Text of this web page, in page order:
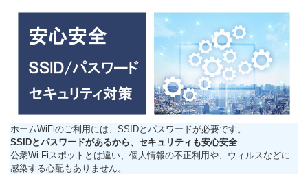
ホームWiFiのご利用には、SSIDとパスワードが必要です。
SSIDとパスワードがあるから、セキュリティも安心安全
公衆Wi-Fiスポットとは違い、個人情報の不正利用や、ウィルスなどに
感染する心配もありません。